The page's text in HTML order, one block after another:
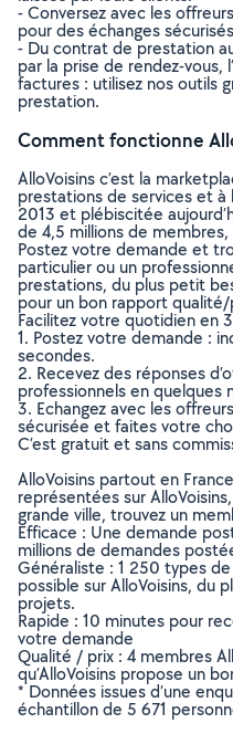
- Conversez avec les
pour des échanges
- Du contrat de prestation
par la prise de rendez-vous,
factures : utilisez nos outils
prestation.
Comment fonctionne
AlloVoisins c’est la
prestations de services et
2013 et plébiscitée
de 4,5 millions de
Postez votre demande et
particulier ou un
prestations, du plus petit
pour un bon rapport qualité/
Facilitez votre quotidien en
1. Postez votre demande :
secondes.
2. Recevez des réponses
professionnels en quelques
3. Echangez avec les
sécurisée et faites votre
C’est gratuit et sans
AlloVoisins partout en
représentées sur
grande ville, trouvez un
Efficace : Une demande
millions de demandes
Généraliste : 1 250 types
possible sur AlloVoisins, du
projets.
Rapide : 10 minutes pour
votre demande
Qualité / prix : 4 membres
qu’AlloVoisins propose un
* Données issues d’une
échantillon de 5 671